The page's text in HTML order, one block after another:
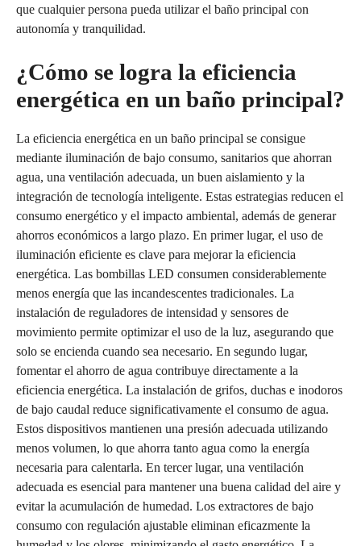
que cualquier persona pueda utilizar el baño principal con
autonomía y tranquilidad.
¿Cómo se logra la eficiencia
energética en un baño principal?
La eficiencia energética en un baño principal se consigue
mediante iluminación de bajo consumo, sanitarios que ahorran
agua, una ventilación adecuada, un buen aislamiento y la
integración de tecnología inteligente. Estas estrategias reducen el
consumo energético y el impacto ambiental, además de generar
ahorros económicos a largo plazo. En primer lugar, el uso de
iluminación eficiente es clave para mejorar la eficiencia
energética. Las bombillas LED consumen considerablemente
menos energía que las incandescentes tradicionales. La
instalación de reguladores de intensidad y sensores de
movimiento permite optimizar el uso de la luz, asegurando que
solo se encienda cuando sea necesario. En segundo lugar,
fomentar el ahorro de agua contribuye directamente a la
eficiencia energética. La instalación de grifos, duchas e inodoros
de bajo caudal reduce significativamente el consumo de agua.
Estos dispositivos mantienen una presión adecuada utilizando
menos volumen, lo que ahorra tanto agua como la energía
necesaria para calentarla. En tercer lugar, una ventilación
adecuada es esencial para mantener una buena calidad del aire y
evitar la acumulación de humedad. Los extractores de bajo
consumo con regulación ajustable eliminan eficazmente la